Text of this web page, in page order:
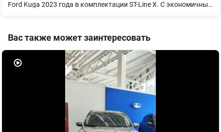
Ford Kuga 2023 года в комплектации ST-Line X. С экономичным и мощным 1.5-литровым бензиновым двигателем EcoBoost (182 л. с.). С автоматической коробкой передач и передним приводом. Автомобиль имеет современные технологии безопасности и комфорта, просторный салон, вместительный багажник, идеально подходит для города и путешествий. Автомобиль оснащенный: • Двухзонный климат-контроль • Безключевой доступ и запуск двигателя • Адаптивный круиз-контроль • Система удержания в смузе • Датчики дождя и света • Камера заднего вида и парктроники • Подогрев передних сидений и руля • LED-оптика (фары, ходовые огни) Именно эти функции помогут вам легко и комфортно чувствовать себя в любых путешествиях и преодолевать любое расстояние Авто после тест-драйва Пробег - 13 688 км. Пенсионный фонд оплачено
Вас также может заинтересовать